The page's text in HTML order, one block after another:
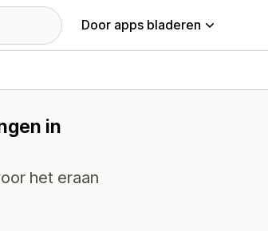
Door apps bladeren
in
het eraan